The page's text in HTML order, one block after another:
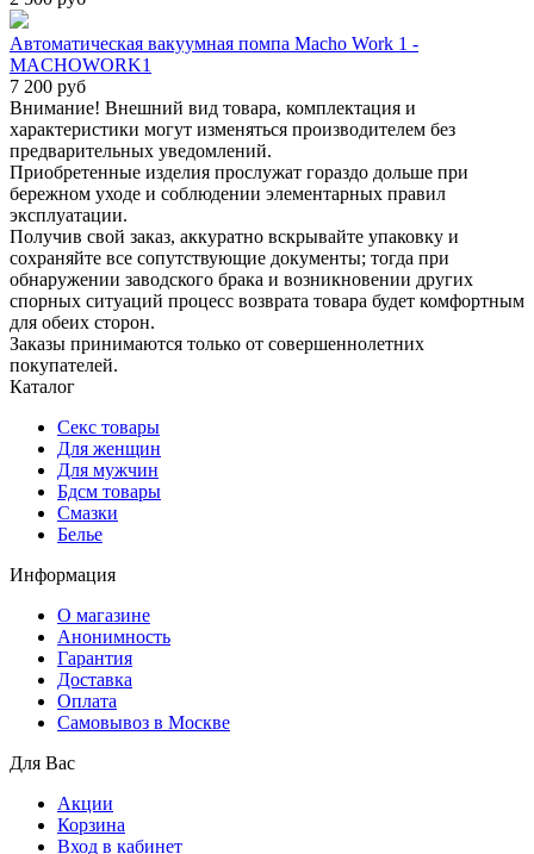
Автоматическая вакуумная помпа Macho Work 1 -
MACHOWORK1
7 200 руб
Внимание! Внешний вид товара, комплектация и
характеристики могут изменяться производителем без
предварительных уведомлений.
Приобретенные изделия прослужат гораздо дольше при
бережном уходе и соблюдении элементарных правил
эксплуатации.
Получив свой заказ, аккуратно вскрывайте упаковку и
сохраняйте все сопутствующие документы; тогда при
обнаружении заводского брака и возникновении других
спорных ситуаций процесс возврата товара будет комфортным
для обеих сторон.
Заказы принимаются только от совершеннолетних
покупателей.
Каталог
Секс товары
Для женщин
Для мужчин
Бдсм товары
Смазки
Белье
Информация
О магазине
Анонимность
Гарантия
Доставка
Oплата
Самовывоз в Москве
Для Вас
Акции
Корзина
Вход в кабинет